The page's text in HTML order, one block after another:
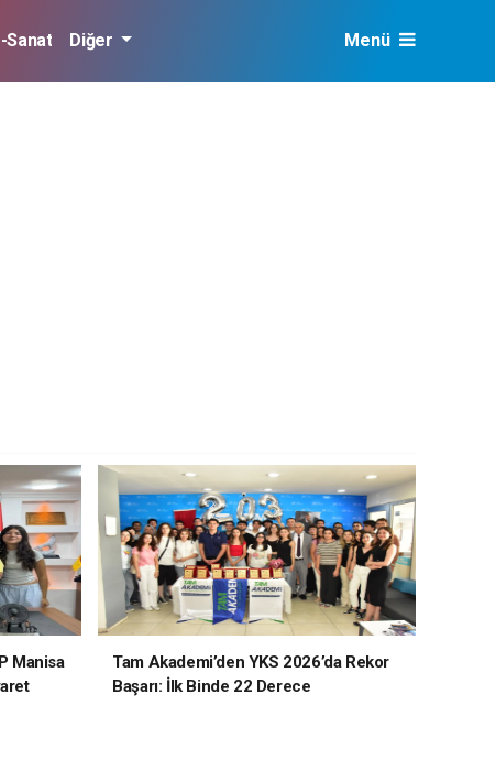
Sanat Diğer Menü
Manisa
Tam Akademi’den YKS 2026’da Rekor
Başarı: İlk Binde 22 Derece